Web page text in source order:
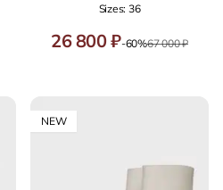
Sizes: 36
26 800 ₽-60%67 000 ₽
NEW